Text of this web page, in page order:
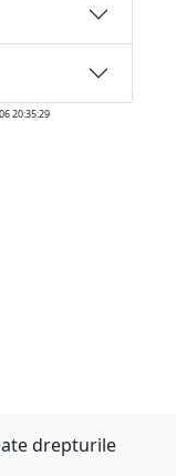
20:35:29
drepturile